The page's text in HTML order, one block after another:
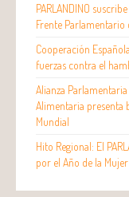
PARLANDINO
Frente
Cooperación
fuerzas contra el
Alianza
Alimentaria presenta
Mundial
Hito Regional: El
por el Año de la